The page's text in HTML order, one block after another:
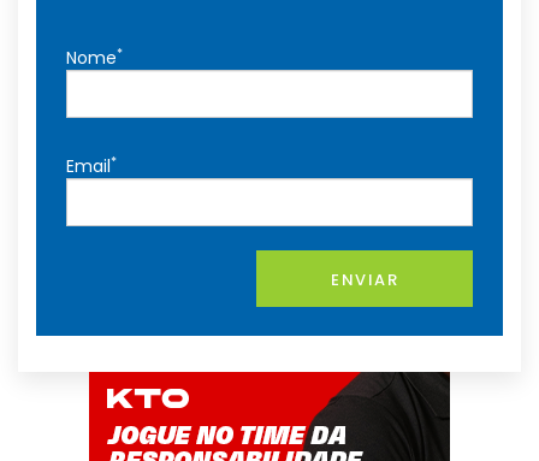
Nome*
Email*
ENVIAR